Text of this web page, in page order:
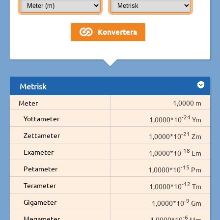
Metrisk
Meter
1,0000 m
Yottameter
1,0000*10-24Ym
Zettameter
1,0000*10-21 Zm
Exameter
1,0000*10-18 Em
Petameter
1,0000*10-15 Pm
Terameter
1,0000*10-12 Tm
Gigameter
1,0000*10-9 Gm
-6